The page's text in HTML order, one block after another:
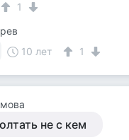
1
10 лет 1
не с кем